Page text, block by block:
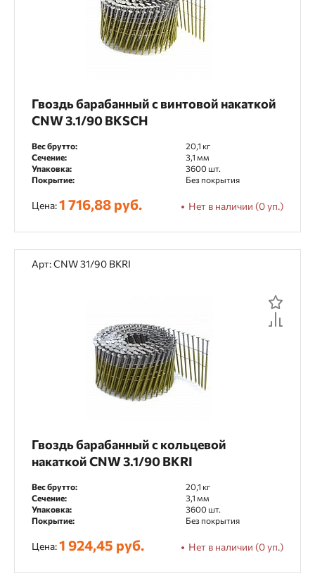
Гвоздь барабанный с винтовой накаткой
CNW 3.1/90 BKSCH
Вес брутто:
20,1 кг
Сечение:
3,1 мм
Упаковка:
3600 шт.
Покрытие:
Без покрытия
Цена:1 716,88 руб. Нет в наличии (0 уп.)
Арт: CNW 31/90 BKRI
Гвоздь барабанный с кольцевой
накаткой CNW 3.1/90 BKRI
Вес брутто:
20,1 кг
Сечение:
3,1 мм
Упаковка:
3600 шт.
Покрытие:
Без покрытия
Цена:1 924,45 руб. Нет в наличии (0 уп.)